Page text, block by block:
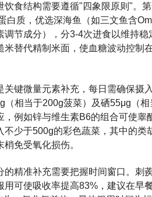
饮食结构需要遵循"四象限原则"。
白质，优选深海鱼（如三文鱼含
调节成分），分3-4次进食以维持
米替代精制米面，使血糖波动控制
关键微量元素补充，每日需确保摄
（相当于200g菠菜）及硒55μg（
，例如锌与维生素B6的组合可使
不少于500g的彩色蔬菜，其中的
免受氧化损伤。
的精准补充需要把握时间窗口。刺
用可使吸收率提高83%，建议在早